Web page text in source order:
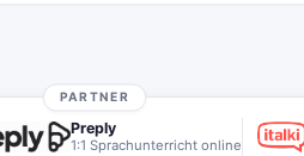
PARTNER
Preply
1:1 Sprachunterricht online